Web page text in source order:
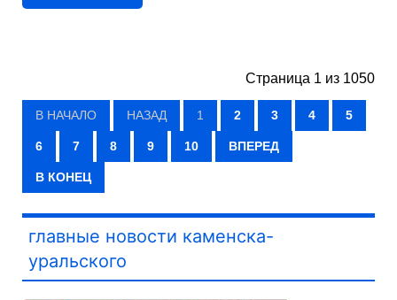
Страница 1 из 1050
В НАЧАЛО НАЗАД 1 2 3 4 5
6 7 8 9 10 ВПЕРЕД
В КОНЕЦ
главные новости каменска-
уральского